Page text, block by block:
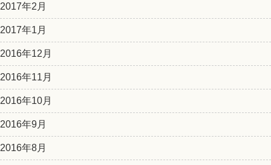
2017年2月
2017年1月
2016年12月
2016年11月
2016年10月
2016年9月
2016年8月